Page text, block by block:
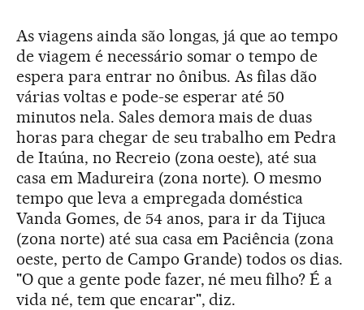
As viagens ainda são longas, já que ao tempo
de viagem é necessário somar o tempo de
espera para entrar no ônibus. As filas dão
várias voltas e pode-se esperar até 50
minutos nela. Sales demora mais de duas
horas para chegar de seu trabalho em Pedra
de Itaúna, no Recreio (zona oeste), até sua
casa em Madureira (zona norte). O mesmo
tempo que leva a empregada doméstica
Vanda Gomes, de 54 anos, para ir da Tijuca
(zona norte) até sua casa em Paciência (zona
oeste, perto de Campo Grande) todos os dias.
"O que a gente pode fazer, né meu filho? É a
vida né, tem que encarar", diz.